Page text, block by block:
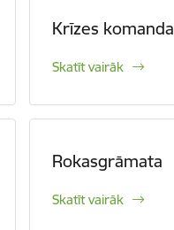
Krīzes komanda
Skatīt vairāk
Rokasgrāmata
Skatīt vairāk